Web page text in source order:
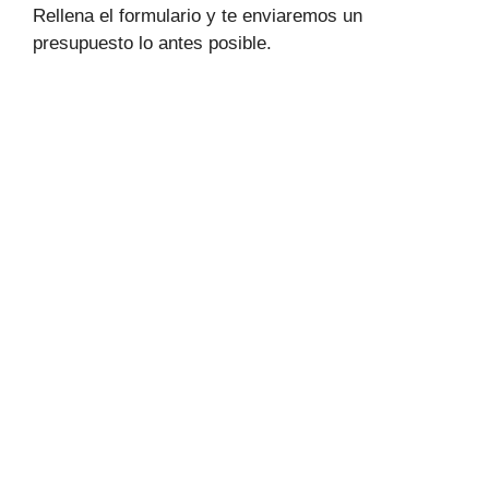
Rellena el formulario y te enviaremos un
presupuesto lo antes posible.